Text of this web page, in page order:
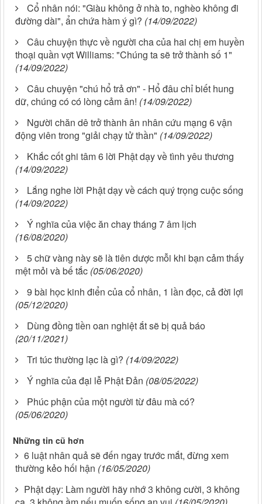
Cổ nhân nói: "Giàu không ở nhà to, nghèo không đi
đường dài", ẩn chứa hàm ý gì? (14/09/2022)
Câu chuyện thực về người cha của hai chị em huyền
thoại quần vợt Williams: "Chúng ta sẽ trở thành số 1"
(14/09/2022)
Câu chuyện "chú hổ trả ơn" - Hổ đâu chỉ biết hung
dữ, chúng có có lòng cảm ân! (14/09/2022)
Người chăn dê trở thành ân nhân cứu mạng 6 vận
động viên trong "giải chạy tử thần" (14/09/2022)
Khắc cốt ghi tâm 6 lời Phật dạy về tình yêu thương
(14/09/2022)
Lắng nghe lời Phật dạy về cách quý trọng cuộc sống
(14/09/2022)
Ý nghĩa của việc ăn chay tháng 7 âm lịch
(16/08/2020)
5 chữ vàng này sẽ là tiên dược mỗi khi bạn cảm thấy
mệt mỏi và bế tắc (05/06/2020)
9 bài học kinh điển của cổ nhân, 1 lần đọc, cả đời lợi
(05/12/2020)
Dùng đồng tiền oan nghiệt ắt sẽ bị quả báo
(20/11/2021)
Tri túc thường lạc là gì? (14/09/2022)
Ý nghĩa của đại lễ Phật Đản (08/05/2022)
Phúc phận của một người từ đâu mà có?
(05/06/2020)
Những tin cũ hơn
6 luật nhân quả sẽ đến ngay trước mắt, đừng xem
thường kẻo hối hận (16/05/2020)
Phật dạy: Làm người hãy nhớ 3 không cười, 3 không